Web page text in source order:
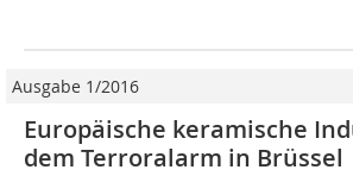
Ausgabe 1/2016
Europäische keramische
dem Terroralarm in Brüssel